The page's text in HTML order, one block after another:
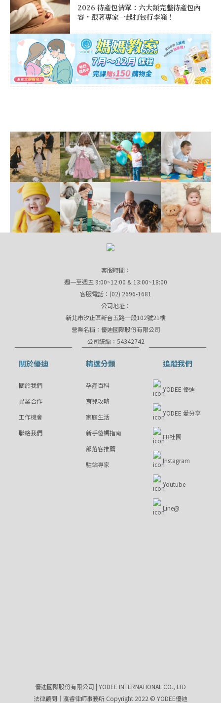
2026 待產包清單：六大類完整待產包內
容，跟著專家一起打包行李箱！
客服時間：
週一至週五 9:00~12:00 & 13:00~18:00
客服電話：(02) 2696-1681
公司地址：
新北市汐止區新台五路一段102號21樓
營業名稱：優迪國際股份有限公司
公司統編：54342742
關於優迪
關於我們
異業合作
工作機會
聯絡我們
精選分類
孕產百科
育兒攻略
家庭生活
新手爸媽指南
部落客推薦
駐站專家
追蹤我們
YODEE 優迪
YODEE 愛分享
FB社團
Instagram
Youtube
Line@
優迪國際股份有限公司 | YODEE INTERNATIONAL CO., LTD
法律顧問｜瀛睿律師事務所 Copyright 2022 © YODEE優迪